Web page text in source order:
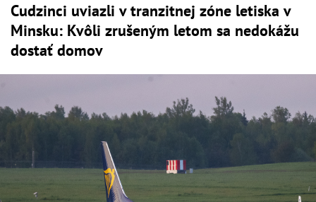
Cudzinci uviazli v tranzitnej zóne letiska v
Minsku: Kvôli zrušeným letom sa nedokážu
dostať domov